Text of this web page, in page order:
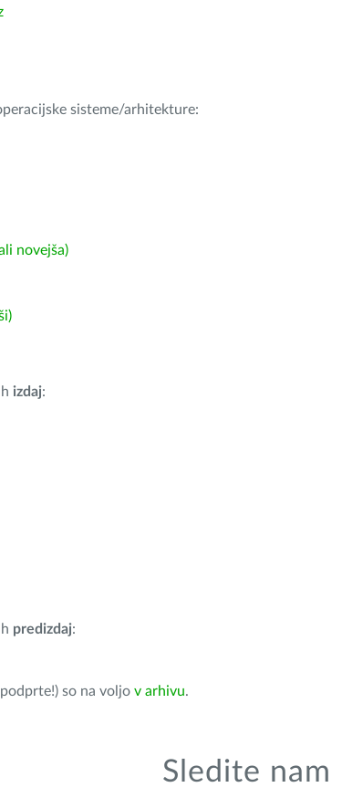
sisteme/arhitekture:
novejša)
izdaj:
predizdaj:
so na voljo v arhivu.
Sledite nam